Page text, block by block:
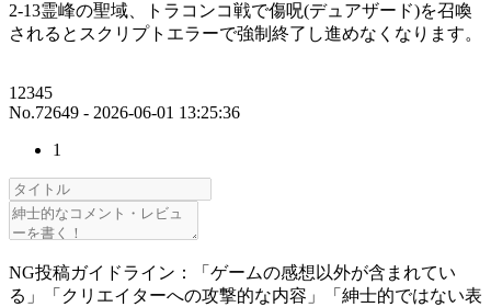
2-13霊峰の聖域、トラコンコ戦で傷呪(デュアザード)を召喚
されるとスクリプトエラーで強制終了し進めなくなります。
12345
No.72649 - 2026-06-01 13:25:36
1
NG投稿ガイドライン：「ゲームの感想以外が含まれてい
る」「クリエイターへの攻撃的な内容」「紳士的ではない表